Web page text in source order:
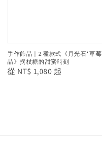
手作飾品｜2 種款式《月光石*草莓
晶》拐杖糖的甜蜜時刻
Regular
從 NT$ 1,080 起